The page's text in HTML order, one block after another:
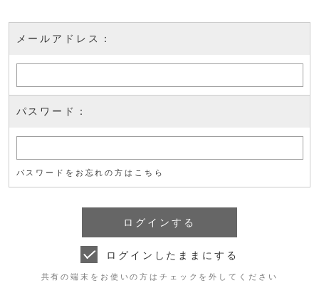
メールアドレス：
パスワード：
パスワードをお忘れの方はこちら
ログインしたままにする
共有の端末をお使いの方はチェックを外してください